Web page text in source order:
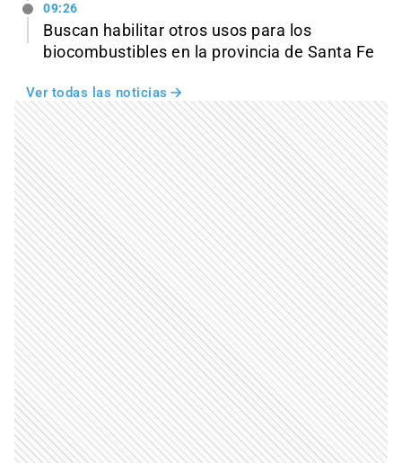
09:26
Buscan habilitar otros usos para los
biocombustibles en la provincia de Santa Fe
Ver todas las noticias